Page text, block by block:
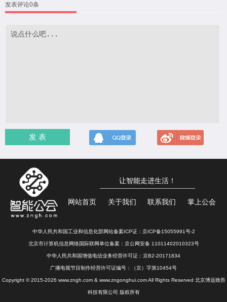
发表评论0条
发 表
让智能走进生活！
网站首页 关于我们 联系我们 掌上公会
中华人民共和国工业和信息化部网站备案ICP证： 京ICP备15055991号-2
北京市计算机信息网络国际联网单位备案： 京公网安备 11011402010323号
中华人民共和国增值电信业务经营许可证：京B2-20171834
广播电视节目制作经营许可证编号：（京）字第10454号
Copyright © 2015-2026 www.zngh.com & www.zngonghui.com All Rights Reserved 北京博远致胜
科技有限公司 版权所有